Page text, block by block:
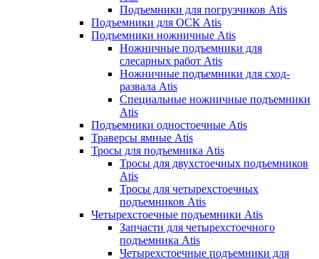
Подъемники для погрузчиков Atis
Подъемники для ОСК Atis
Подъемники ножничные Atis
Ножничные подъемники для
слесарных работ Atis
Ножничные подъемники для сход-
развала Atis
Специальные ножничные подъемники
Atis
Подъемники одностоечные Atis
Траверсы ямные Atis
Тросы для подъемника Atis
Тросы для двухстоечных подъемников
Atis
Тросы для четырехстоечных
подъемников Atis
Четырехстоечные подъемники Atis
Запчасти для четырехстоечного
подъемника Atis
Четырехстоечные подъемники для